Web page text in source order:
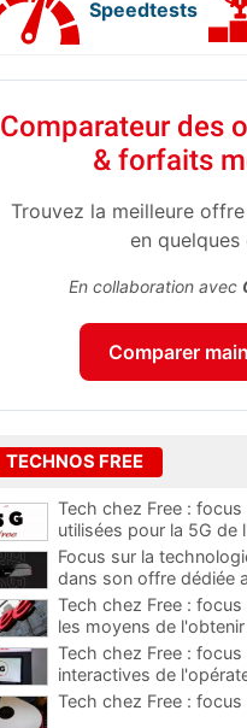
Speedtests
Comparateur des
& forfaits
Trouvez la meilleure
en quelques
En collaboration avec
Comparer
TECHNOS FREE
Tech chez Free :
utilisées pour la 5G de
Focus sur la
dans son offre dédiée
Tech chez Free : focus
les moyens de l'obtenir
Tech chez Free :
interactives de
Tech chez Free :